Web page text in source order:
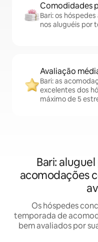
Comodidades
Bari: os
nos aluguéis por
Avaliação
Bari: as
excelentes dos
máximo de 5
Bari:
acomodações
Os hóspedes
temporada de
bem avaliados por